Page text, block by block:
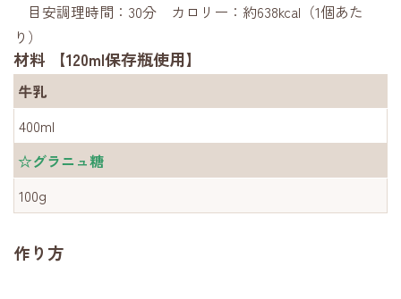
目安調理時間：30分 カロリー：約638kcal（1個あた
り）
材料 【120ml保存瓶使用】
牛乳
400ml
☆グラニュ糖
100g
作り方